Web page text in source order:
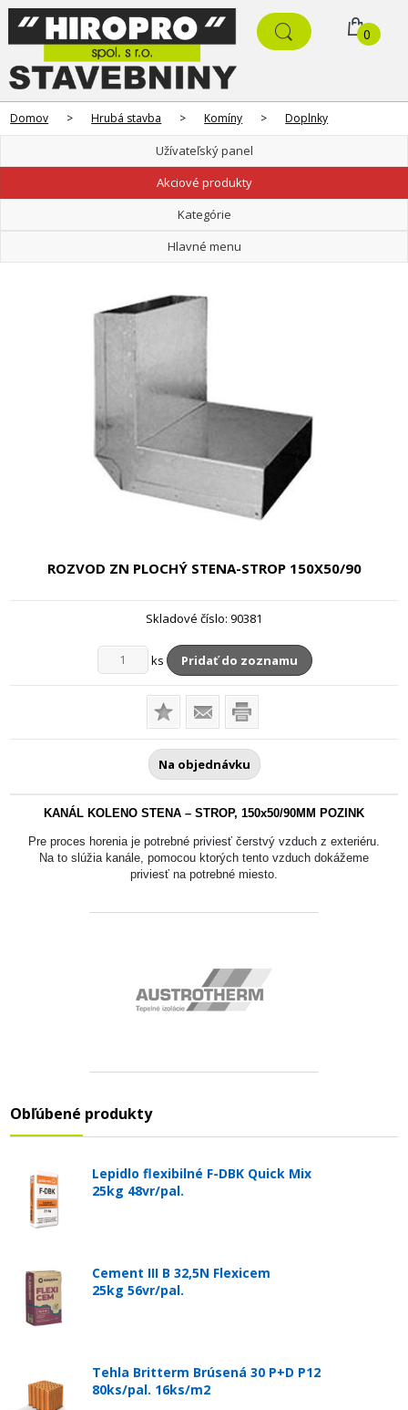
0
Domov > Hrubá stavba > Komíny > Doplnky
Užívateľský panel
Akciové produkty
Kategórie
Hlavné menu
ROZVOD ZN PLOCHÝ STENA-STROP 150X50/90
Skladové číslo: 90381
ks Pridať do zoznamu
Na objednávku
KANÁL KOLENO STENA – STROP, 150x50/90MM POZINK
Pre proces horenia je potrebné priviesť čerstvý vzduch z exteriéru.
Na to slúžia kanále, pomocou ktorých tento vzduch dokážeme
priviesť na potrebné miesto.
Obľúbené produkty
Lepidlo flexibilné F-DBK Quick Mix
25kg 48vr/pal.
Cement III B 32,5N Flexicem
25kg 56vr/pal.
Tehla Britterm Brúsená 30 P+D P12
80ks/pal. 16ks/m2